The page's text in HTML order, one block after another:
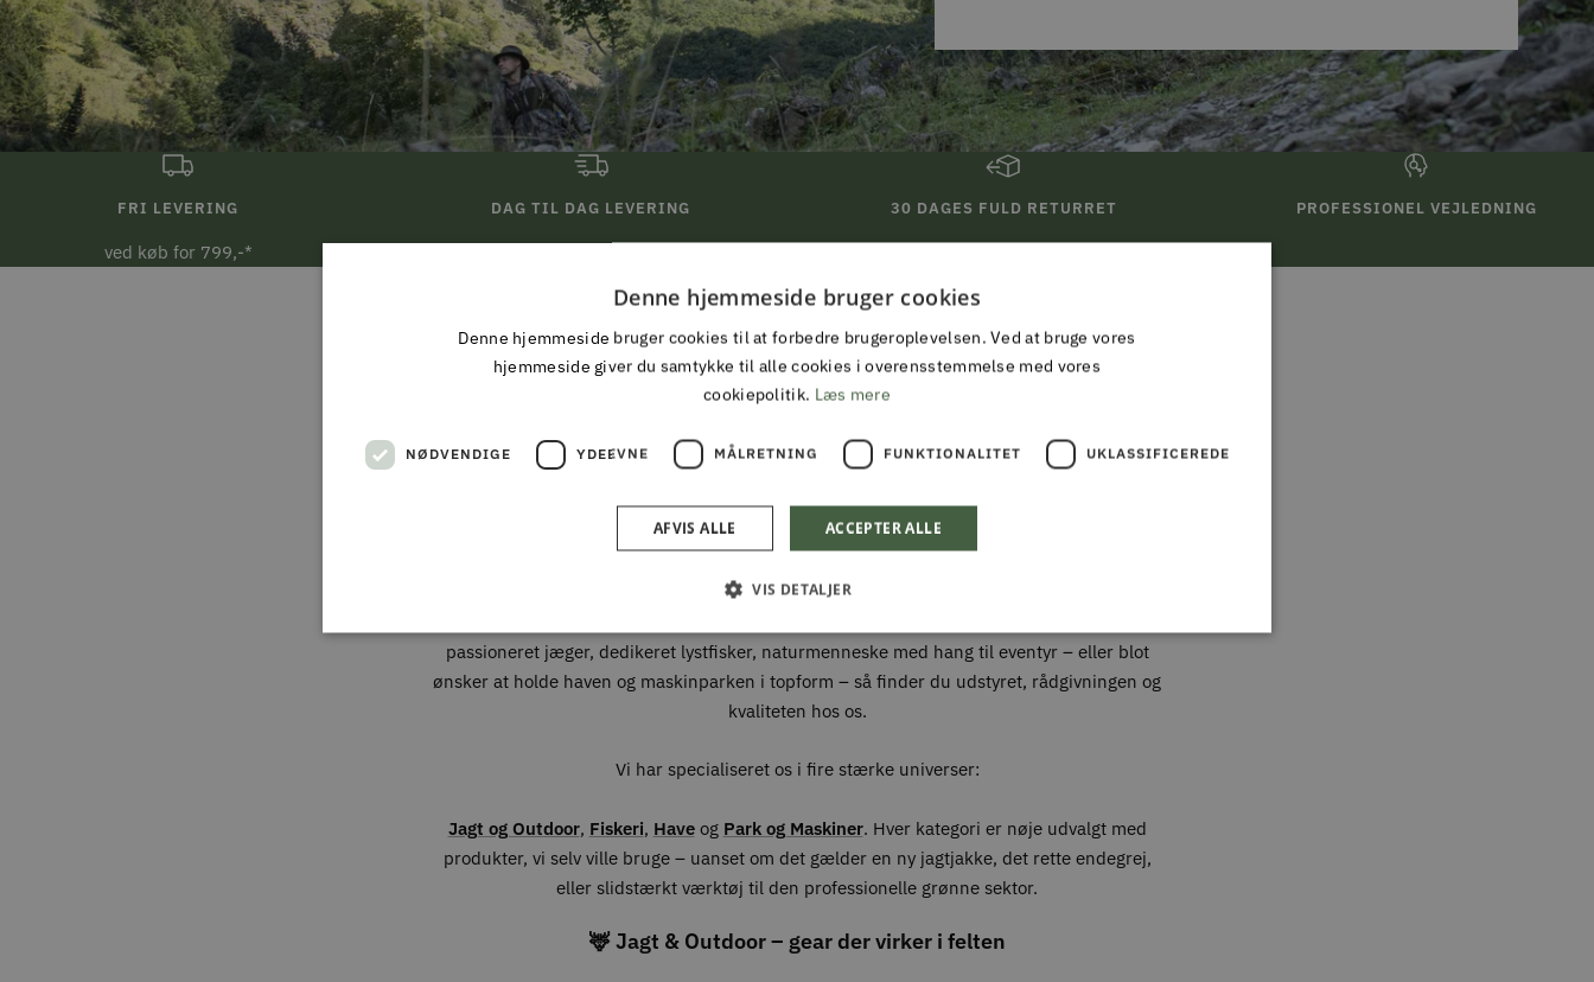
FRI LEVERING
ved køb for 799,-*
DAG TIL DAG LEVERING 30 DAGES FULD RETURRET PROFESSIONEL VEJLEDNING
ALMAS PARK & FRITID
ALT I JAGT & OUTDOOR,
FISKERI, HAVE & PARK
Din partner i naturen, haven og hverdagen
passioneret jæger, dedikeret lystfisker, naturmenneske med hang til eventyr – eller blot
ønsker at holde haven og maskinparken i topform – så finder du udstyret, rådgivningen og
kvaliteten hos os.
Vi har specialiseret os i fire stærke universer:
Jagt og Outdoor, Fiskeri, Haveog Park og Maskiner. Hver kategori er nøje udvalgt med
produkter, vi selv ville bruge – uanset om det gælder en ny jagtjakke, det rette endegrej,
eller slidstærkt værktøj til den professionelle grønne sektor.
🦌 Jagt & Outdoor – gear der virker i felten
Denne hjemmeside bruger cookies
Denne hjemmeside bruger cookies til at forbedre brugeroplevelsen. Ved at bruge vores
hjemmeside giver du samtykke til alle cookies i overensstemmelse med vores
cookiepolitik. Læs mere
NØDVENDIGE YDEEVNE MÅLRETNING FUNKTIONALITET UKLASSIFICEREDE
ACCEPTER ALLE
AFVIS ALLE
VIS DETALJER